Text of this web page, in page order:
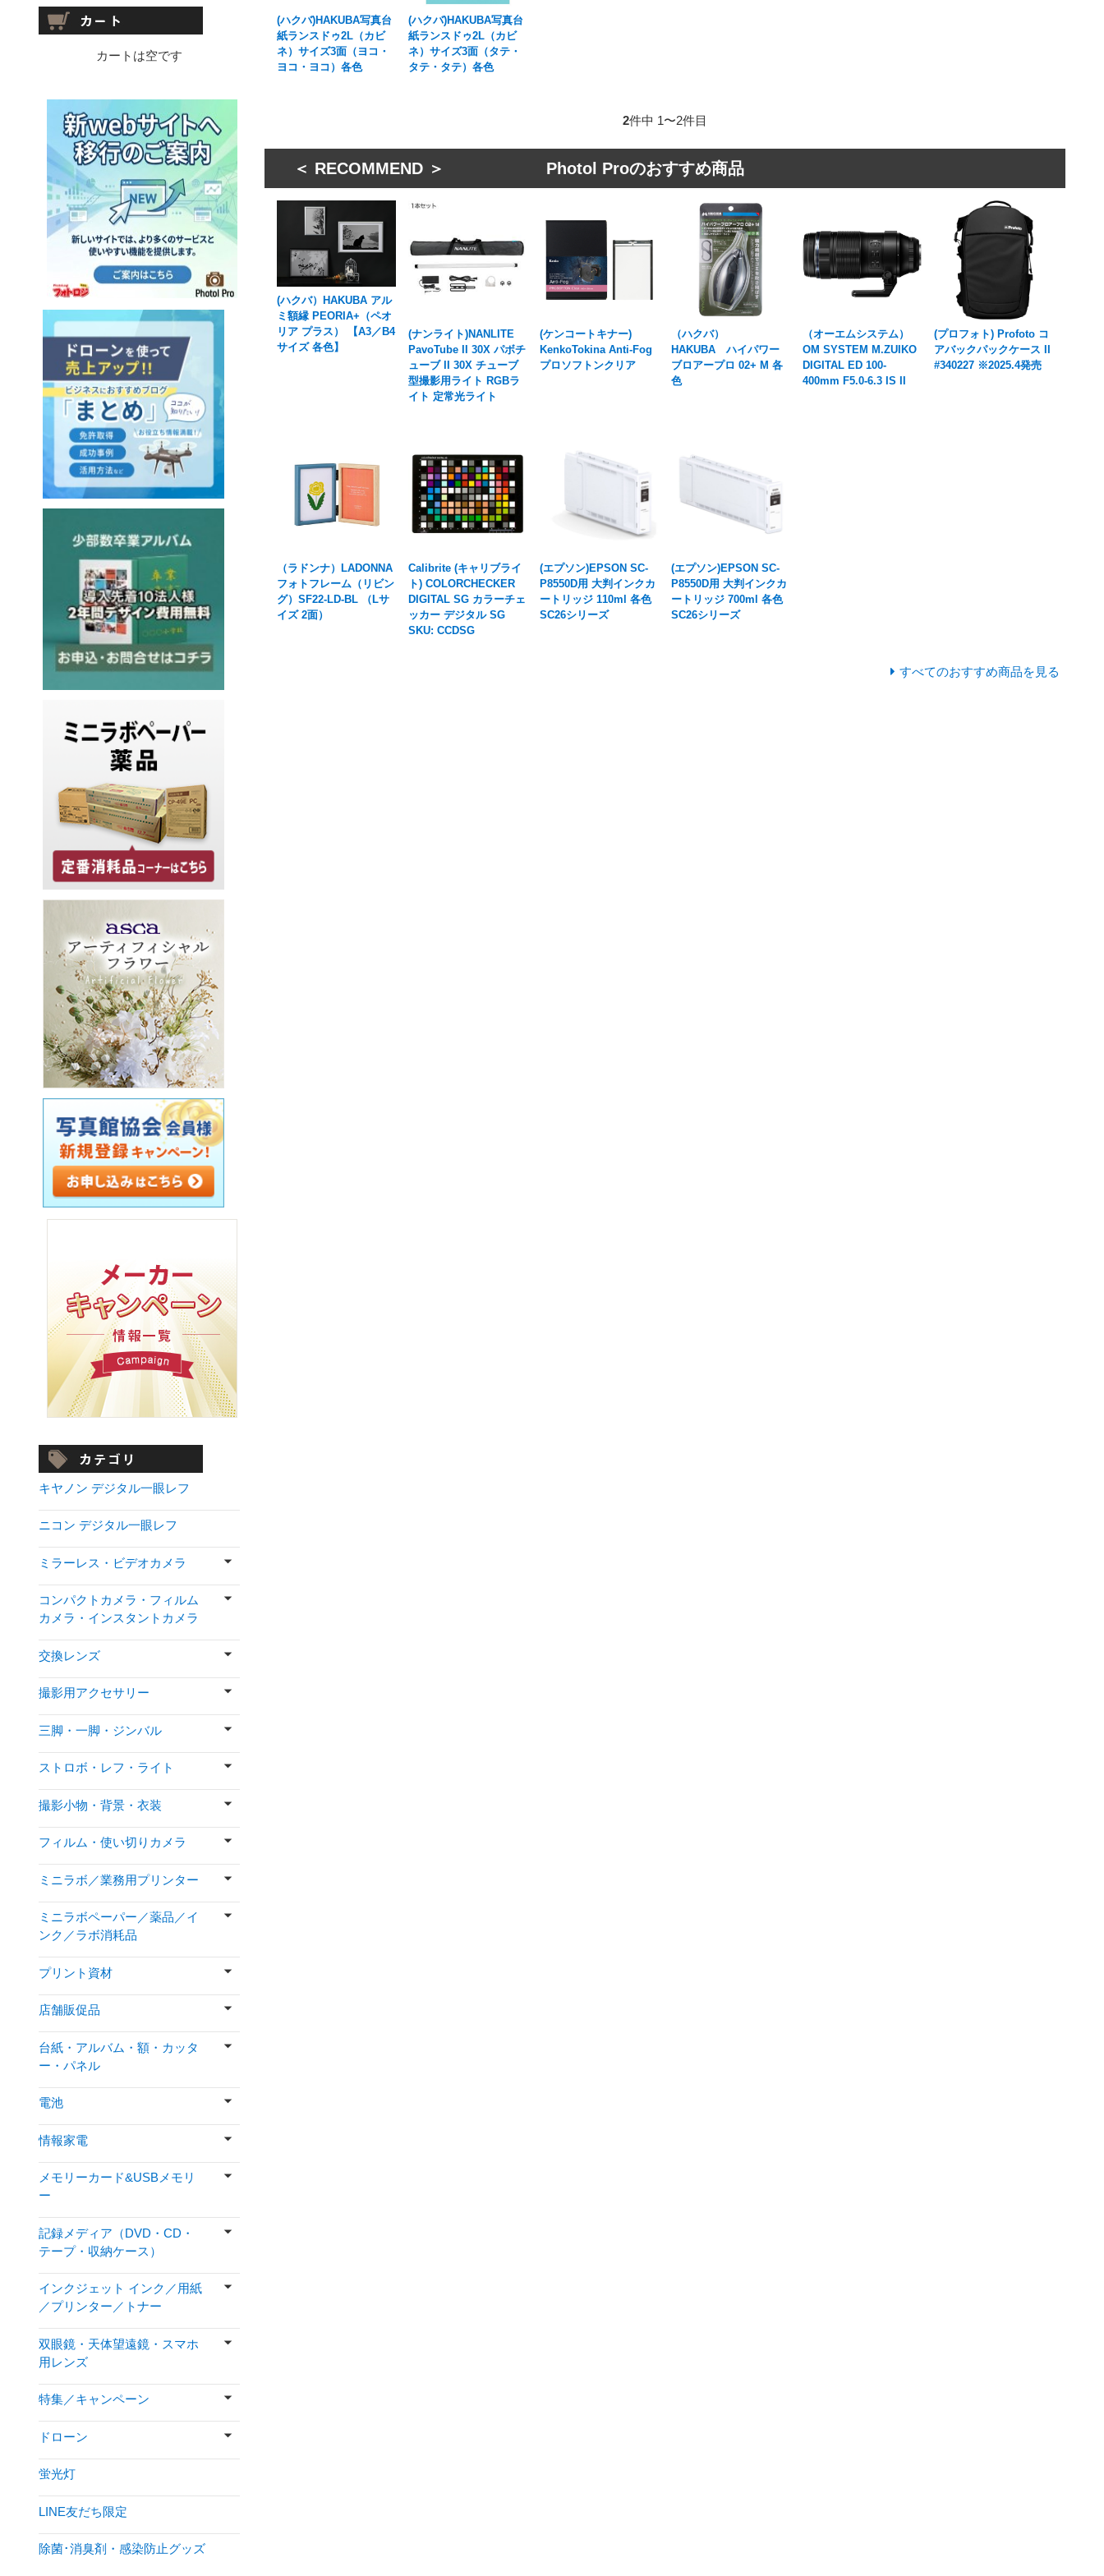
(ハクバ)HAKUBA写真台
紙ランスドゥ2L（カビ
ネ）サイズ3面（ヨコ・
ヨコ・ヨコ）各色
(ハクバ)HAKUBA写真台
紙ランスドゥ2L（カビ
ネ）サイズ3面（タテ・
タテ・タテ）各色
2件中 1〜2件目
＜ RECOMMEND ＞ Photol Proのおすすめ商品
(ハクバ）HAKUBA アル
ミ額縁 PEORIA+（ペオ
リア プラス） 【A3／B4
サイズ 各色】
(ナンライト)NANLITE
PavoTube II 30X パボチ
ューブ II 30X チューブ
型撮影用ライト RGBラ
イト 定常光ライト
(ケンコートキナー)
KenkoTokina Anti-Fog
プロソフトンクリア
（ハクバ）
HAKUBA ハイパワー
ブロアープロ 02+ M 各
色
（オーエムシステム）
OM SYSTEM M.ZUIKO
DIGITAL ED 100-
400mm F5.0-6.3 IS II
(プロフォト) Profoto コ
アバックパックケース II
#340227 ※2025.4発売
（ラドンナ）LADONNA
フォトフレーム（リビン
グ）SF22-LD-BL （Lサ
イズ 2面）
Calibrite (キャリブライ
ト) COLORCHECKER
DIGITAL SG カラーチェ
ッカー デジタル SG
SKU: CCDSG
(エプソン)EPSON SC-
P8550D用 大判インクカ
ートリッジ 110ml 各色
SC26シリーズ
(エプソン)EPSON SC-
P8550D用 大判インクカ
ートリッジ 700ml 各色
SC26シリーズ
すべてのおすすめ商品を見る
カートは空です
キヤノン デジタル一眼レフ
ニコン デジタル一眼レフ
ミラーレス・ビデオカメラ
コンパクトカメラ・フィルム
カメラ・インスタントカメラ
交換レンズ
撮影用アクセサリー
三脚・一脚・ジンバル
ストロボ・レフ・ライト
撮影小物・背景・衣装
フィルム・使い切りカメラ
ミニラボ／業務用プリンター
ミニラボペーパー／薬品／イ
ンク／ラボ消耗品
プリント資材
店舗販促品
台紙・アルバム・額・カッタ
ー・パネル
電池
情報家電
メモリーカード&USBメモリ
ー
記録メディア（DVD・CD・
テープ・収納ケース）
インクジェット インク／用紙
／プリンター／トナー
双眼鏡・天体望遠鏡・スマホ
用レンズ
特集／キャンペーン
ドローン
蛍光灯
LINE友だち限定
除菌･消臭剤・感染防止グッズ